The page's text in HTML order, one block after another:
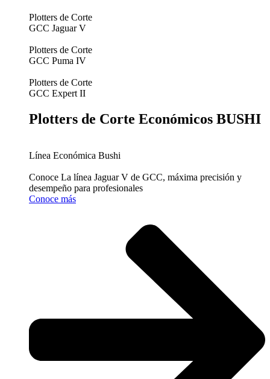
Plotters de Corte
GCC Jaguar V
Plotters de Corte
GCC Puma IV
Plotters de Corte
GCC Expert II
Plotters de Corte Económicos BUSHI
Línea Económica Bushi
Conoce La línea Jaguar V de GCC, máxima precisión y
desempeño para profesionales
Conoce más